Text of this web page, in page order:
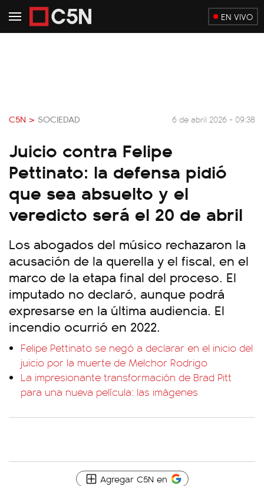
EN VIVO
C5N > SOCIEDAD 6 de abril 2026 - 09:38
Juicio contra Felipe
Pettinato: la defensa pidió
que sea absuelto y el
veredicto será el 20 de abril
Los abogados del músico rechazaron la
acusación de la querella y el fiscal, en el
marco de la etapa final del proceso. El
imputado no declaró, aunque podrá
expresarse en la última audiencia. El
incendio ocurrió en 2022.
Felipe Pettinato se negó a declarar en el inicio del
juicio por la muerte de Melchor Rodrigo
La impresionante transformación de Brad Pitt
para una nueva película: las imágenes
Agregar C5N en